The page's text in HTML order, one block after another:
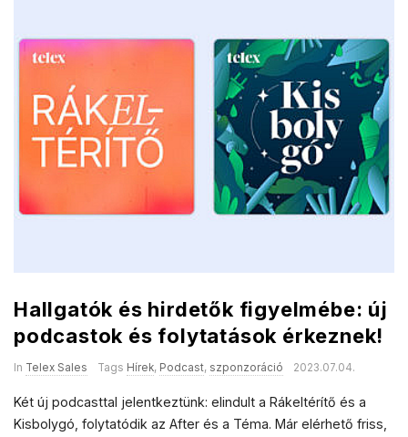
Hallgatók és hirdetők figyelmébe: új
podcastok és folytatások érkeznek!
In Telex Sales Tags Hírek, Podcast, szponzoráció 2023.07.04.
Két új podcasttal jelentkeztünk: elindult a Rákeltérítő és a
Kisbolygó, folytatódik az After és a Téma. Már elérhető friss,